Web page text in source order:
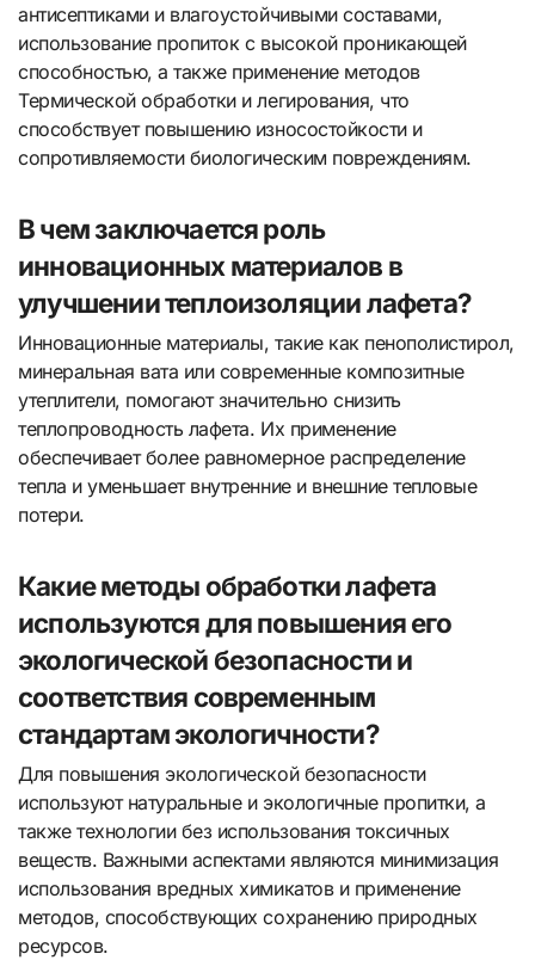
антисептиками и влагоустойчивыми составами,
использование пропиток с высокой проникающей
способностью, а также применение методов
Термической обработки и легирования, что
способствует повышению износостойкости и
сопротивляемости биологическим повреждениям.
В чем заключается роль
инновационных материалов в
улучшении теплоизоляции лафета?
Инновационные материалы, такие как пенополистирол,
минеральная вата или современные композитные
утеплители, помогают значительно снизить
теплопроводность лафета. Их применение
обеспечивает более равномерное распределение
тепла и уменьшает внутренние и внешние тепловые
потери.
Какие методы обработки лафета
используются для повышения его
экологической безопасности и
соответствия современным
стандартам экологичности?
Для повышения экологической безопасности
используют натуральные и экологичные пропитки, а
также технологии без использования токсичных
веществ. Важными аспектами являются минимизация
использования вредных химикатов и применение
методов, способствующих сохранению природных
ресурсов.